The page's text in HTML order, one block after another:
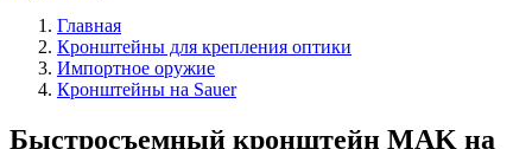
Главная
Кронштейны для крепления оптики
Импортное оружие
Кронштейны на Sauer
Быстросъемный кронштейн MAK на